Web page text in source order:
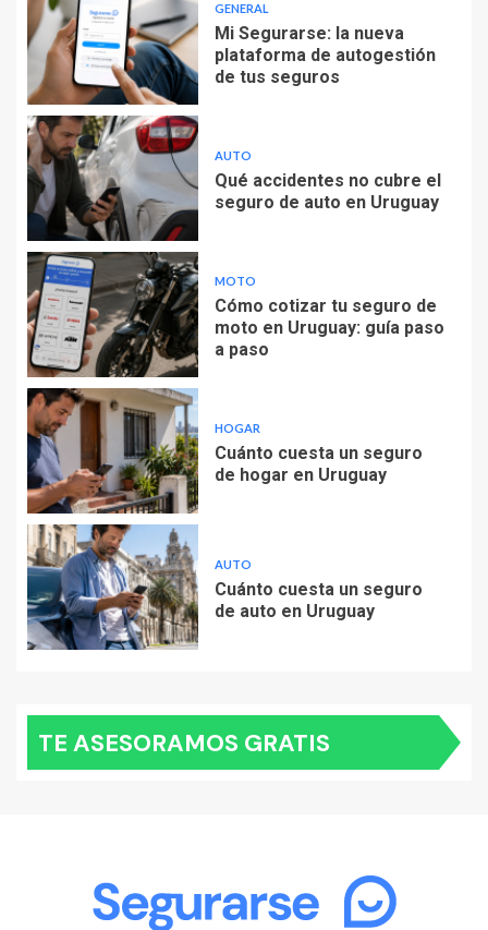
GENERAL
Mi Segurarse: la nueva
plataforma de autogestión
de tus seguros
AUTO
Qué accidentes no cubre el
seguro de auto en Uruguay
MOTO
Cómo cotizar tu seguro de
moto en Uruguay: guía paso
a paso
HOGAR
Cuánto cuesta un seguro
de hogar en Uruguay
AUTO
Cuánto cuesta un seguro
de auto en Uruguay
TE ASESORAMOS GRATIS